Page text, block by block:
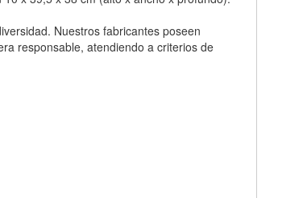
Nuestros fabricantes poseen
responsable, atendiendo a criterios de